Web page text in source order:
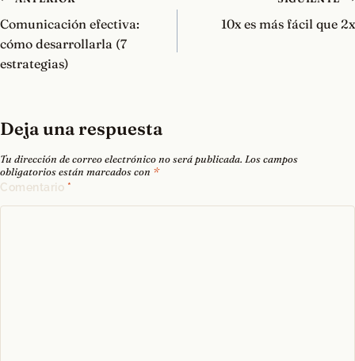
de
entradas
Comunicación efectiva:
cómo desarrollarla (7
estrategias)
10x es más fácil que 2x
Deja una respuesta
Tu dirección de correo electrónico no será publicada. Los campos
obligatorios están marcados con *
Comentario *